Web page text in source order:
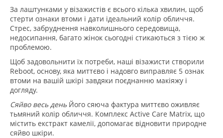
За лаштунками у візажистів є всього кілька хвилин, щоб
стерти ознаки втоми і дати ідеальний колір обличчя.
Стрес, забруднення навколишнього середовища,
недосипання, багато жінок сьогодні стикаються з тією ж
проблемою.
Щоб задовольнити їх потреби, наші візажисти створили
Reboot, основу, яка миттєво і надовго виправляє 5 ознак
втоми на вашій шкірі завдяки поєднанню макіяжу і
догляду.
Сяйво весь день Його сяюча фактура миттєво оживляє
тьмяний колір обличчя. Комплекс Active Care Matrix, що
містить екстракт камелії, допомагає відновити природне
сяйво шкіри.